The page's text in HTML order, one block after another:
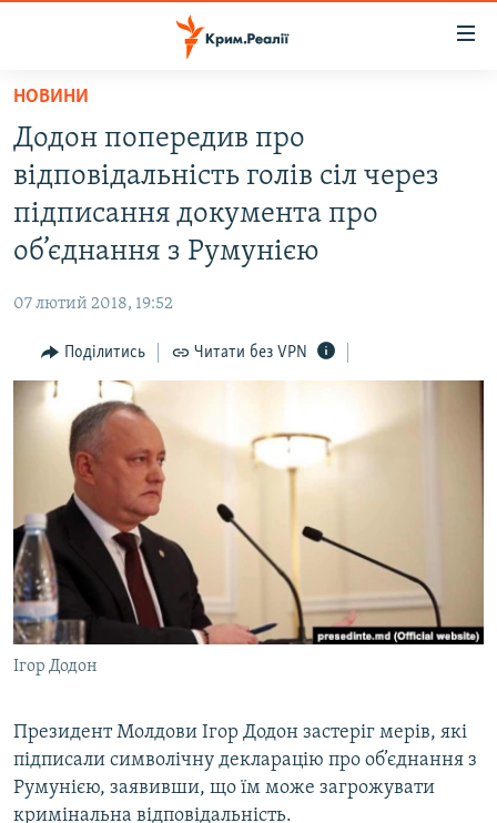
Перейти
основного
матеріалу
Перейти
до
основної
Перейти
пошуку
ВОДА.КРИМ
ВІДЕО ТА ФОТО
ПОЛІТИКА
ІНТЕРВ'Ю
ВСЕ ЗА ДЕНЬ
СПЕЦПРОЕКТИ
ДЕПОРТАЦІЯ
ВІДЕОУРОКИ «ELIFBE»
СВІДЧЕННЯ ОКУПАЦІЇ
УКРАЇНСЬКА ПРОБЛЕМА КРИМУ
ІНФОГРАФІКА
ЯК ОБІЙТИ БЛОКУВАННЯ
Русский
Qırımtatar
ДОЛУЧАЙСЯ!
Усі сайти RFE/RL
НОВИНИ
Додон попередив про
відповідальність голів сіл через
підписання документа про
об’єднання з Румунією
07 лютий 2018, 19:52
Поділитись Читати без VPN
Ігор Додон
Президент Молдови Ігор Додон застеріг мерів, які
підписали символічну декларацію про об’єднання з
Румунією, заявивши, що їм може загрожувати
кримінальна відповідальність.